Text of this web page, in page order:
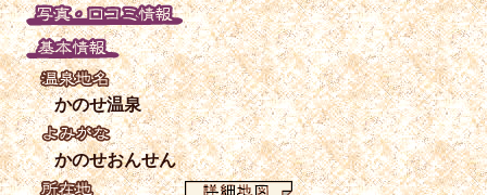
かのせ温泉
かのせおんせん